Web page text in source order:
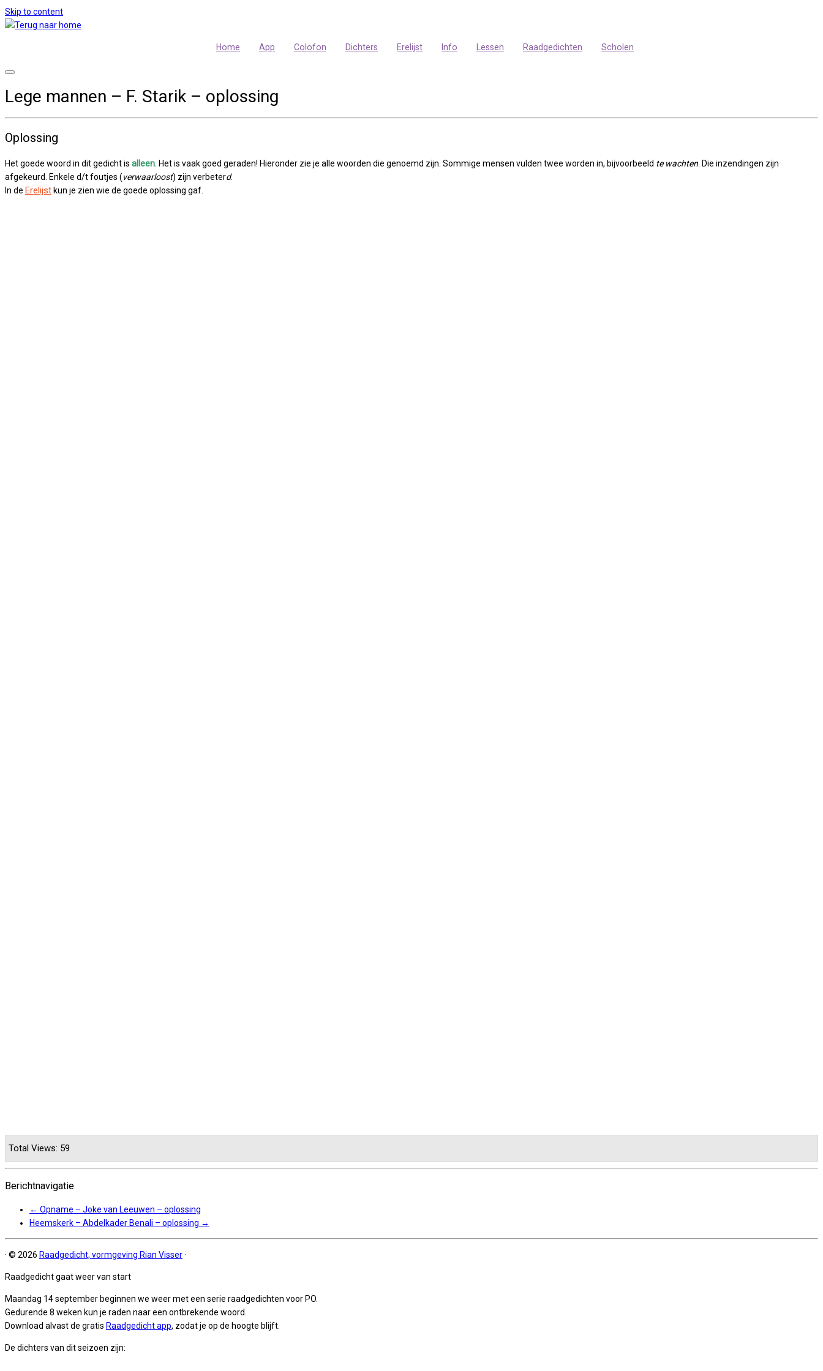
Skip to content
Home App Colofon Dichters Erelijst Info Lessen Raadgedichten Scholen
Lege mannen – F. Starik – oplossing
Oplossing
Het goede woord in dit gedicht is alleen. Het is vaak goed geraden! Hieronder zie je alle woorden die genoemd zijn. Sommige mensen vulden twee worden in, bijvoorbeeld te wachten. Die inzendingen zijn
afgekeurd. Enkele d/t foutjes (verwaarloost) zijn verbeterd.
In de Erelijst kun je zien wie de goede oplossing gaf.
Total Views: 59
Berichtnavigatie
← Opname – Joke van Leeuwen – oplossing
Heemskerk – Abdelkader Benali – oplossing →
· © 2026 Raadgedicht, vormgeving Rian Visser·
Raadgedicht gaat weer van start
Maandag 14 september beginnen we weer met een serie raadgedichten voor PO.
Gedurende 8 weken kun je raden naar een ontbrekende woord.
Download alvast de gratis Raadgedicht app, zodat je op de hoogte blijft.
De dichters van dit seizoen zijn: